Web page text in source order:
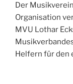
Der
Organisation
MVU Lothar
Helfern für den